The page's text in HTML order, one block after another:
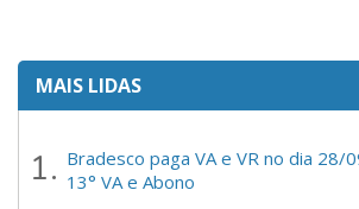
MAIS LIDAS
Bradesco paga VA e VR no dia 28/
13° VA e Abono